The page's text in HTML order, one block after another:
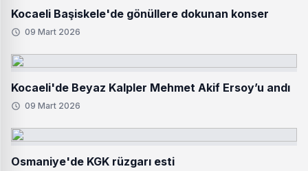
Kocaeli Başiskele'de gönüllere dokunan konser
09 Mart 2026
Kocaeli'de Beyaz Kalpler Mehmet Akif Ersoy’u andı
09 Mart 2026
Osmaniye'de KGK rüzgarı esti